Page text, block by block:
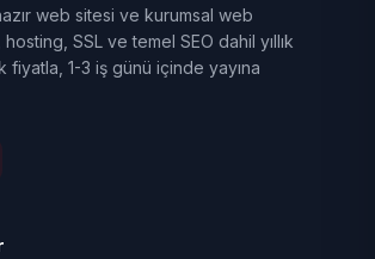
web sitesi ve kurumsal web
hosting, SSL ve temel SEO dahil yıllık
fiyatla, 1-3 iş günü içinde yayına